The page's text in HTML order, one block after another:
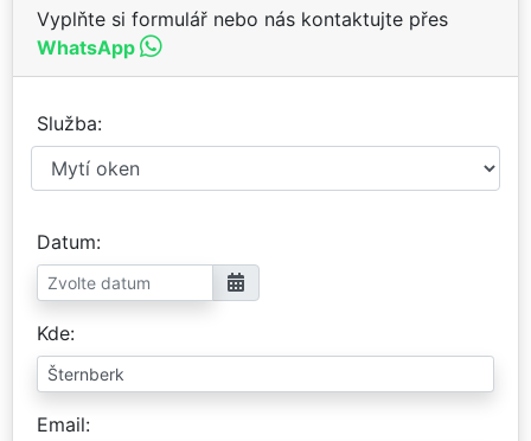
Vyplňte si formulář nebo nás kontaktujte přes
WhatsApp
Služba
Datum
Kde
Email